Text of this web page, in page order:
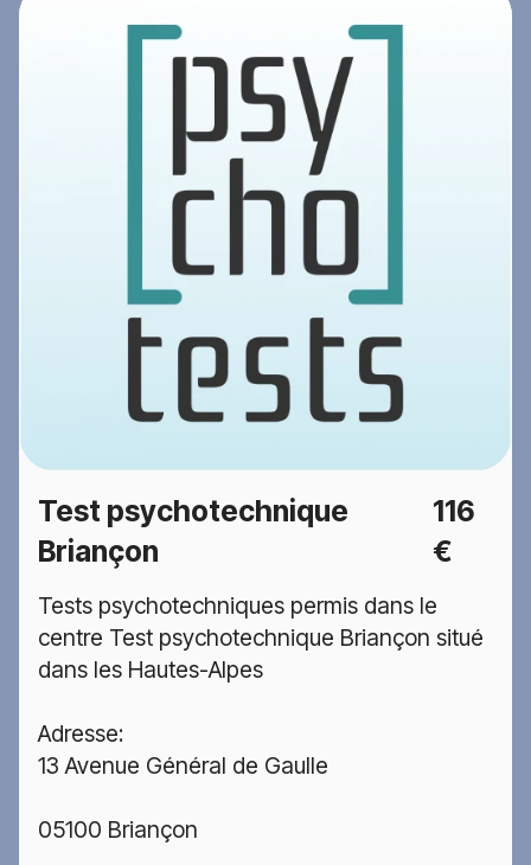
Test psychotechnique
Briançon
116
€
Tests psychotechniques permis dans le
centre Test psychotechnique Briançon situé
dans les Hautes-Alpes
Adresse:
13 Avenue Général de Gaulle
05100 Briançon